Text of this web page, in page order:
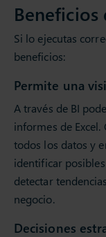
Beneficios
Si lo ejecutas
beneficios:
Permite una
A través de BI
informes de
todos los datos y
identificar
detectar
negocio.
Decisiones